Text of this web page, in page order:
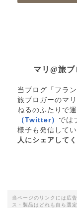
マリ@旅
当ブログ「フラ
旅ブロガーのマ
ねるのふたりで
（Twitter） では
様子も発信してい
人にシェアして
当ページのリンクには広
ス・製品はどれも自ら選